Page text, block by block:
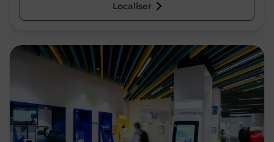
Localiser